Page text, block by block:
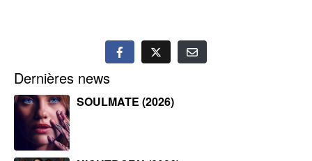
Dernières news
SOULMATE (2026)